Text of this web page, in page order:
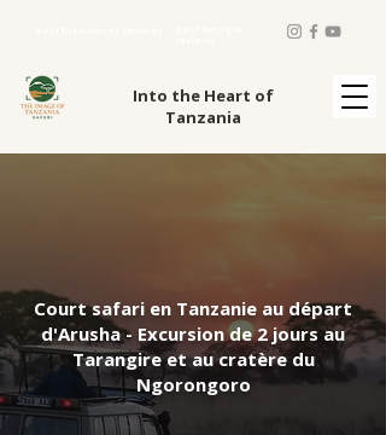
Into the Heart of
Tanzania
Court safari en Tanzanie au départ
d'Arusha - Excursion de 2 jours au
Tarangire et au cratère du
Ngorongoro